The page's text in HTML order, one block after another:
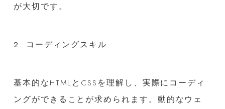
が大切です。
2. コーディングスキル
基本的なHTMLとCSSを理解し、実際にコーディ
ングができることが求められます。動的なウェ